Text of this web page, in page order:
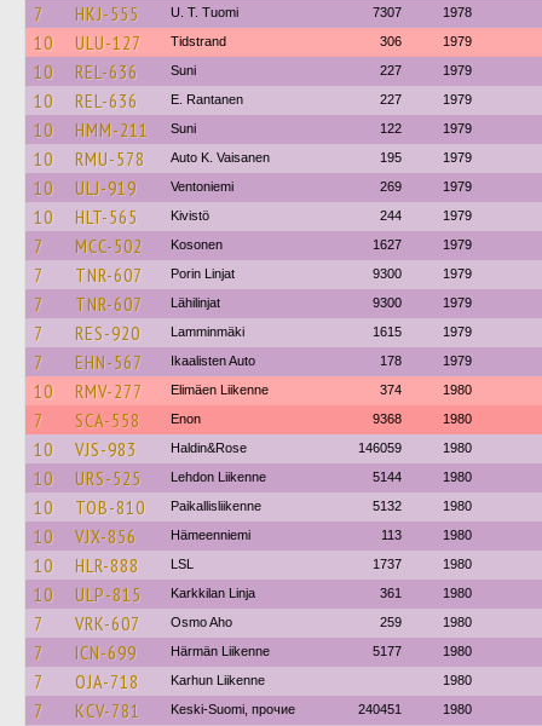
7 HKJ-555 U. T. Tuomi 7307 1978
10 ULU-127 Tidstrand 306 1979
10 REL-636 Suni 227 1979
10 REL-636 E. Rantanen 227 1979
10 HMM-211 Suni 122 1979
10 RMU-578 Auto K. Vaisanen 195 1979
10 ULJ-919 Ventoniemi 269 1979
10 HLT-565 Kivistö 244 1979
7 MCC-502 Kosonen 1627 1979
7 TNR-607 Porin Linjat 9300 1979
7 TNR-607 Lähilinjat 9300 1979
7 RES-920 Lamminmäki 1615 1979
7 EHN-567 Ikaalisten Auto 178 1979
10 RMV-277 Elimäen Liikenne 374 1980
7 SCA-558 Enon 9368 1980
10 VJS-983 Haldin&Rose 146059 1980
10 URS-525 Lehdon Liikenne 5144 1980
10 TOB-810 Paikallisliikenne 5132 1980
10 VJX-856 Hämeenniemi 113 1980
10 HLR-888 LSL 1737 1980
10 ULP-815 Karkkilan Linja 361 1980
7 VRK-607 Osmo Aho 259 1980
7 ICN-699 Härmän Liikenne 5177 1980
7 OJA-718 Karhun Liikenne 1980
7 KCV-781 Keski-Suomi, прочие 240451 1980